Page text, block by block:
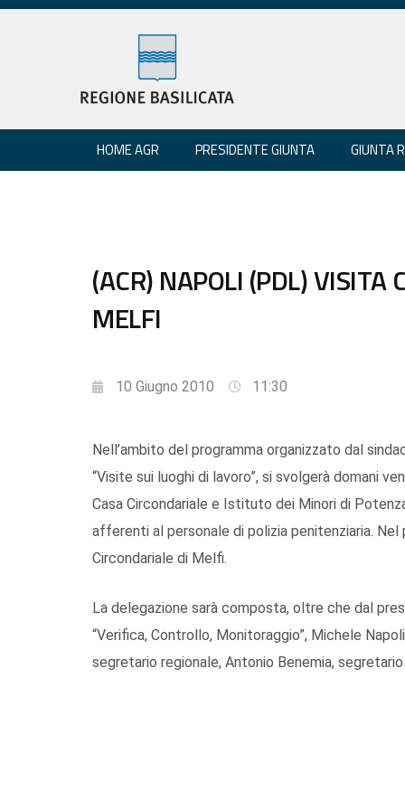
HOME AGR PRESIDENTE GIUNTA GIUNTA
(ACR) NAPOLI (PDL) VISITA
MELFI
10 Giugno 2010 11:30
Nell’ambito del programma organizzato dal
“Visite sui luoghi di lavoro”, si svolgerà domani
Casa Circondariale e Istituto dei Minori di
afferenti al personale di polizia penitenziaria.
Circondariale di Melfi.
La delegazione sarà composta, oltre che dal
“Verifica, Controllo, Monitoraggio”, Michele
segretario regionale, Antonio Benemia,